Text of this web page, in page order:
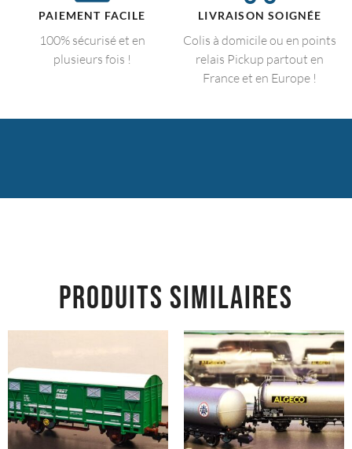
PAIEMENT FACILE
100% sécurisé et en
plusieurs fois !
LIVRAISON SOIGNÉE
Colis à domicile ou en points
relais Pickup partout en
France et en Europe !
PRODUITS SIMILAIRES